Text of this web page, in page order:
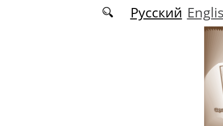
Перейти к основному содержаниюРусский